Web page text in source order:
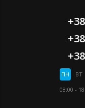
ПН ВТ
08:00 -